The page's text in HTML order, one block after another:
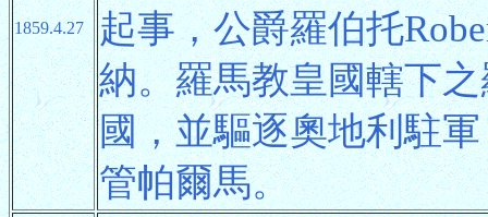
1859.4.27
起事，公爵羅伯托
納。羅馬教皇國轄下
國，並驅逐奧地利駐
管帕爾馬。